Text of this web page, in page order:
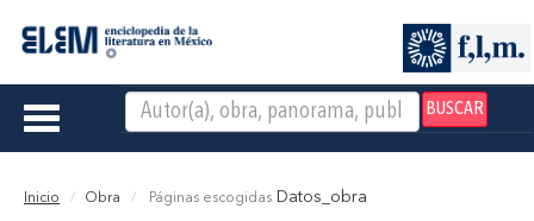
BUSCAR
Toggle
Inicio Obra Páginas escogidas Datos_obra